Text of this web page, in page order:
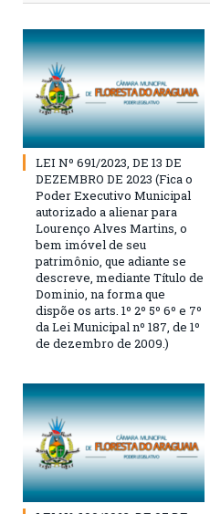
LEI Nº 691/2023, DE 13 DE
DEZEMBRO DE 2023 (Fica o
Poder Executivo Municipal
autorizado a alienar para
Lourenço Alves Martins, o
bem imóvel de seu
patrimônio, que adiante se
descreve, mediante Título de
Dominio, na forma que
dispõe os arts. 1º 2º 5º 6º e 7º
da Lei Municipal nº 187, de 1º
de dezembro de 2009.)